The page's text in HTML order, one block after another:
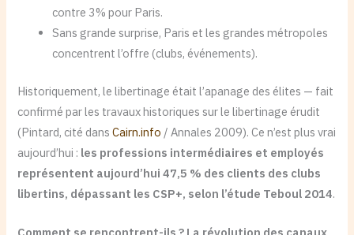
contre 3% pour Paris.
Sans grande surprise, Paris et les grandes métropoles
concentrent l’offre (clubs, événements).
Historiquement, le libertinage était l’apanage des élites — fait
confirmé par les travaux historiques sur le libertinage érudit
(Pintard, cité dansCairn.info / Annales 2009). Ce n’est plus vrai
aujourd’hui : les professions intermédiaires et employés
représentent aujourd’hui 47,5 % des clients des clubs
libertins, dépassant les CSP+, selon l’étude Teboul 2014.